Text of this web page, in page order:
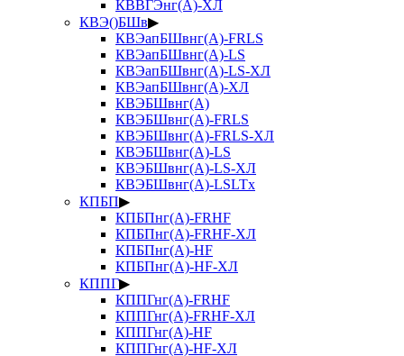
КВВГЭнг(А)-ХЛ
КВЭ()БШв▶
КВЭапБШвнг(А)-FRLS
КВЭапБШвнг(А)-LS
КВЭапБШвнг(А)-LS-ХЛ
КВЭапБШвнг(А)-ХЛ
КВЭБШвнг(А)
КВЭБШвнг(А)-FRLS
КВЭБШвнг(А)-FRLS-ХЛ
КВЭБШвнг(А)-LS
КВЭБШвнг(А)-LS-ХЛ
КВЭБШвнг(А)-LSLTx
КПБП▶
КПБПнг(А)-FRHF
КПБПнг(А)-FRHF-ХЛ
КПБПнг(А)-HF
КПБПнг(А)-HF-ХЛ
КППГ▶
КППГнг(А)-FRHF
КППГнг(А)-FRHF-ХЛ
КППГнг(А)-HF
КППГнг(А)-HF-ХЛ